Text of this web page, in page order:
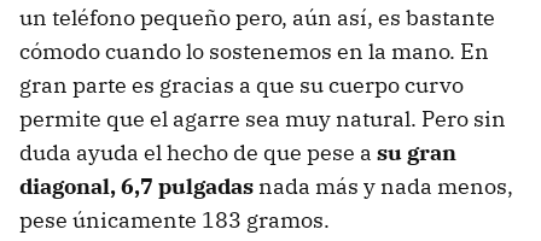
un teléfono pequeño pero, aún así, es bastante
cómodo cuando lo sostenemos en la mano. En
gran parte es gracias a que su cuerpo curvo
permite que el agarre sea muy natural. Pero sin
duda ayuda el hecho de que pese a su gran
diagonal, 6,7 pulgadas nada más y nada menos,
pese únicamente 183 gramos.